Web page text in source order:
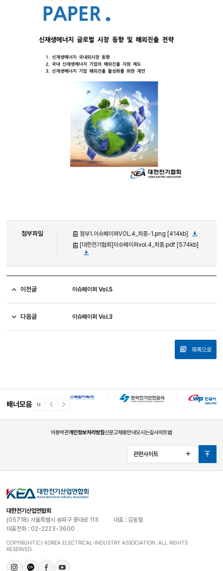
첨부파일
첨부1.이슈페이퍼VOL.4_최종-1.png [414kb]
[대한전기협회]이슈페이퍼vol.4_최종.pdf [574kb]
이전글 이슈페이퍼 Vol.5
다음글 이슈페이퍼 Vol.3
목록으로
배너모음
일
이
너
다
너
이용약관개인정보처리방침신문고채용안내오시는길사이트맵
관련사이트
열
기
맨
위
로
대한전기산업연합회
(05718) 서울특별시 송파구 중대로 113
대표 : 김동철
대표전화 : 02-2223-3600
COPYRIGHT(C) KOREA ELECTRICAL-INDUSTRY ASSOCIATION. ALL RIGHTS
RESERVED.